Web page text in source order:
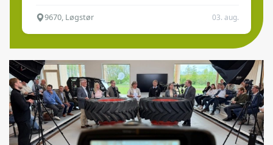
9670, Løgstør 03. aug.